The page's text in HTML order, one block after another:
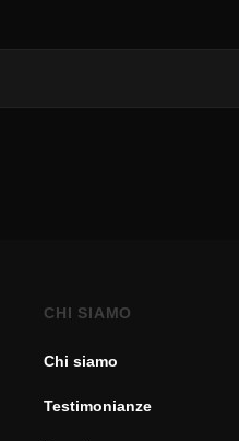
CHI SIAMO
Chi siamo
Testimonianze